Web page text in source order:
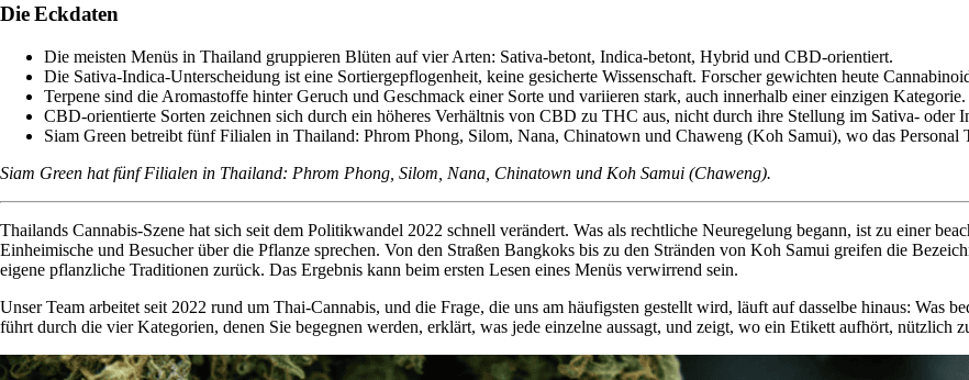
Die Eckdaten
Die meisten Menüs in Thailand gruppieren Blüten auf vier Arten: Sativa-betont, Indica-betont, Hybrid und CBD-orientiert.
Die Sativa-Indica-Unterscheidung ist eine Sortiergepflogenheit, keine gesicherte Wissenschaft. Forscher gewichten heute
Terpene sind die Aromastoffe hinter Geruch und Geschmack einer Sorte und variieren stark, auch innerhalb einer einzigen Kategorie.
CBD-orientierte Sorten zeichnen sich durch ein höheres Verhältnis von CBD zu THC aus, nicht durch ihre Stellung im Sativa- oder
Siam Green betreibt fünf Filialen in Thailand: Phrom Phong, Silom, Nana, Chinatown und Chaweng (Koh Samui), wo das Personal
Siam Green hat fünf Filialen in Thailand: Phrom Phong Silom Nana Chinatown und Koh Samui (Chaweng).
Thailands Cannabis-Szene hat sich seit dem Politikwandel 2022 schnell verändert. Was als rechtliche Neuregelung begann, ist zu einer
Einheimische und Besucher über die Pflanze sprechen. Von den Straßen Bangkoks bis zu den Stränden von Koh Samui greifen die
eigene pflanzliche Traditionen zurück. Das Ergebnis kann beim ersten Lesen eines Menüs verwirrend sein.
Unser Team arbeitet seit 2022 rund um Thai-Cannabis, und die Frage, die uns am häufigsten gestellt wird, läuft auf dasselbe hinaus: Was
führt durch die vier Kategorien, denen Sie begegnen werden, erklärt, was jede einzelne aussagt, und zeigt, wo ein Etikett aufhört, nützlich